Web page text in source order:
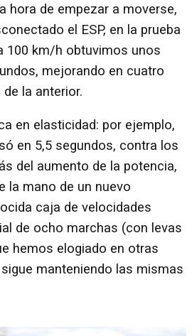
hora de empezar a moverse,
el ESP, en la prueba
100 km/h obtuvimos unos
mejorando en cuatro
la anterior.
en elasticidad: por ejemplo,
en 5,5 segundos, contra los
del aumento de la potencia,
la mano de un nuevo
caja de velocidades
de ocho marchas (con levas
hemos elogiado en otras
manteniendo las mismas